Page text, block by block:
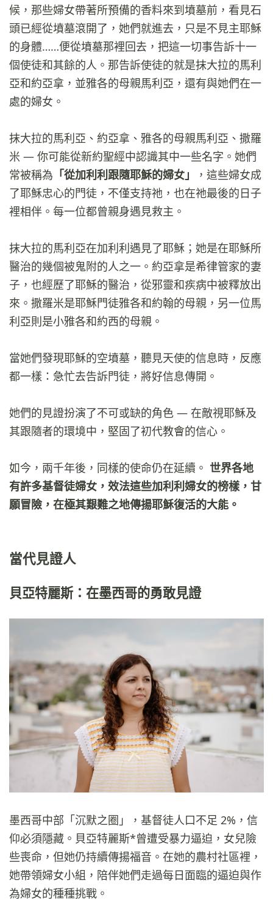
候，那些婦女帶著所預備的香料來到墳墓前，看見石
頭已經從墳墓滾開了，她們就進去，只是不見主耶穌
的身體……便從墳墓那裡回去，把這一切事告訴十一
個使徒和其餘的人。那告訴使徒的就是抹大拉的馬利
亞和約亞拿，並雅各的母親馬利亞，還有與她們在一
處的婦女。
抹大拉的馬利亞、約亞拿、雅各的母親馬利亞、撒羅
米 — 你可能從新約聖經中認識其中一些名字。她們
常被稱為 「從加利利跟隨耶穌的婦女」
，這些婦女成
了耶穌忠心的門徒，不僅支持祂，也在祂最後的日子
裡相伴。每一位都曾親身遇見救主。
抹大拉的馬利亞在加利利遇見了耶穌；她是在耶穌所
醫治的幾個被鬼附的人之一。約亞拿是希律管家的妻
子，也經歷了耶穌的醫治，從邪靈和疾病中被釋放出
來。撒羅米是耶穌門徒雅各和約翰的母親，另一位馬
利亞則是小雅各和約西的母親。
當她們發現耶穌的空墳墓，聽見天使的信息時，反應
都一樣：急忙去告訴門徒，將好信息傳開。
她們的見證扮演了不可或缺的角色 — 在敵視耶穌及
其跟隨者的環境中，堅固了初代教會的信心。
如今，兩千年後，同樣的使命仍在延續。 世界各地
有許多基督徒婦女，效法這些加利利婦女的榜樣，甘
願冒險，在極其艱難之地傳揚耶穌復活的大能。
當代見證人
貝亞特麗斯：在墨西哥的勇敢見證
墨西哥中部「沉默之圈」，基督徒人口不足 2%，信
仰必須隱藏。貝亞特麗斯*曾遭受暴力逼迫，女兒險
些喪命，但她仍持續傳揚福音。在她的農村社區裡，
她帶領婦女小組，陪伴她們走過每日面臨的逼迫與作
為婦女的種種挑戰。